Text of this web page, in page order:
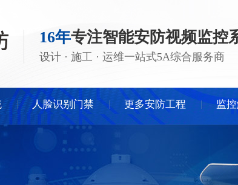
16年专注智能安防视频监控
设计 · 施工 · 运维一站式5A综合服务商
人脸识别门禁 更多安防工程 监